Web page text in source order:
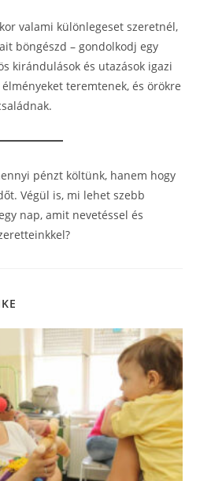
valami különlegeset szeretnél,
böngészd – gondolkodj egy
kirándulások és utazások igazi
teremtenek, és örökre
pénzt költünk, hanem hogy
Végül is, mi lehet szebb
nap, amit nevetéssel és